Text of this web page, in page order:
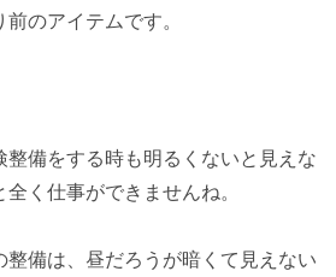
のアイテムです。
整備をする時も明るくないと見えな
く仕事ができませんね。
整備は、昼だろうが暗くて見えない